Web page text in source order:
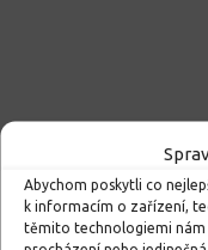
Abychom poskytli co
k informacím o zařízení,
těmito technologiemi nám